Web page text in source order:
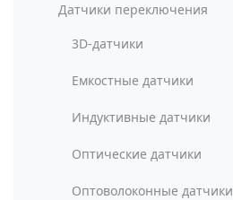
Датчики переключения
3D-датчики
Емкостные датчики
Индуктивные датчики
Оптические датчики
Оптоволоконные датчики